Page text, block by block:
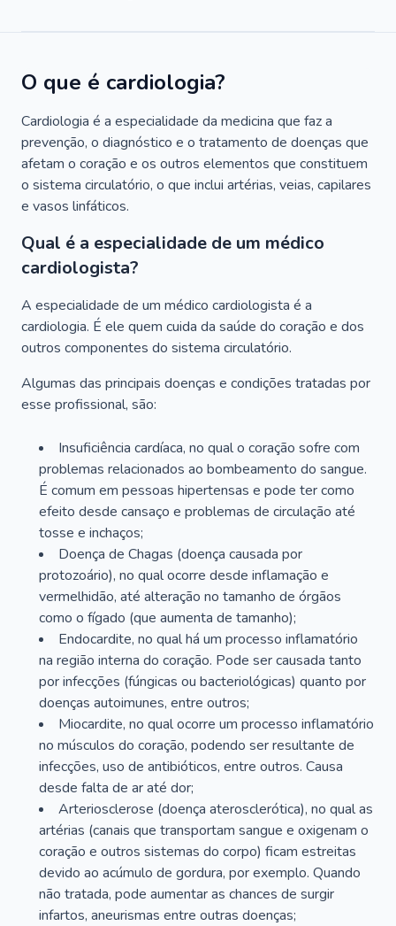
O que é cardiologia?
Cardiologia é a especialidade da medicina que faz a
prevenção, o diagnóstico e o tratamento de doenças que
afetam o coração e os outros elementos que constituem
o sistema circulatório, o que inclui artérias, veias, capilares
e vasos linfáticos.
Qual é a especialidade de um médico
cardiologista?
A especialidade de um médico cardiologista é a
cardiologia. É ele quem cuida da saúde do coração e dos
outros componentes do sistema circulatório.
Algumas das principais doenças e condições tratadas por
esse profissional, são:
Insuficiência cardíaca, no qual o coração sofre com
problemas relacionados ao bombeamento do sangue.
É comum em pessoas hipertensas e pode ter como
efeito desde cansaço e problemas de circulação até
tosse e inchaços;
Doença de Chagas (doença causada por
protozoário), no qual ocorre desde inflamação e
vermelhidão, até alteração no tamanho de órgãos
como o fígado (que aumenta de tamanho);
Endocardite, no qual há um processo inflamatório
na região interna do coração. Pode ser causada tanto
por infecções (fúngicas ou bacteriológicas) quanto por
doenças autoimunes, entre outros;
Miocardite, no qual ocorre um processo inflamatório
no músculos do coração, podendo ser resultante de
infecções, uso de antibióticos, entre outros. Causa
desde falta de ar até dor;
Arteriosclerose (doença aterosclerótica), no qual as
artérias (canais que transportam sangue e oxigenam o
coração e outros sistemas do corpo) ficam estreitas
devido ao acúmulo de gordura, por exemplo. Quando
não tratada, pode aumentar as chances de surgir
infartos, aneurismas entre outras doenças;